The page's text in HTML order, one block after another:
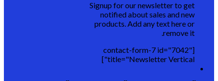
Signup for our newsletter to get
notified about sales and new
products. Add any text here or
remove it.
[contact-form-7 id="7042"
title="Newsletter Vertical"]